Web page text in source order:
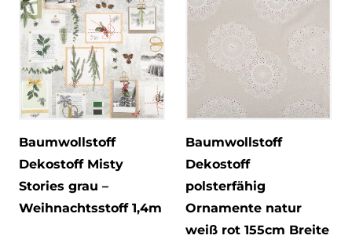
Baumwollstoff
Dekostoff Misty
Stories grau –
Weihnachtsstoff 1,4m
Baumwollstoff
Dekostoff
polsterfähig
Ornamente natur
weiß rot 155cm Breite